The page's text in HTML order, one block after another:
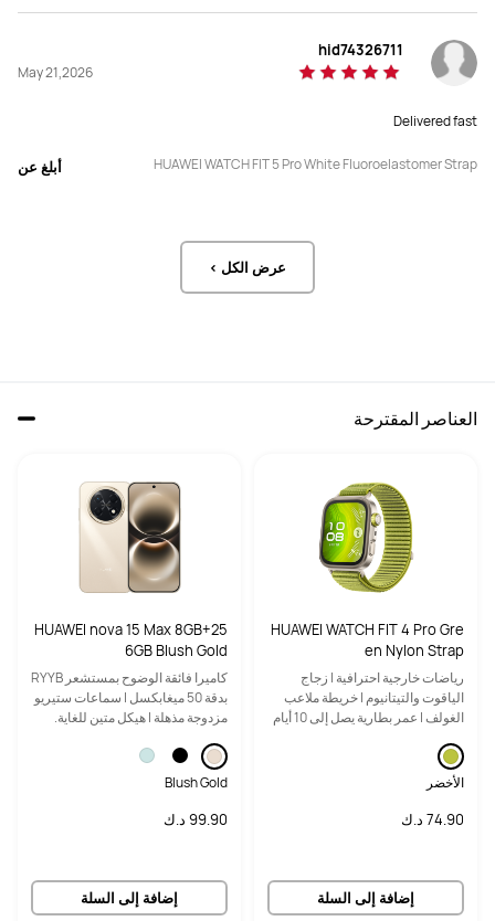
hid74326711
May 21,2026
Delivered fast
HUAWEI WATCH FIT 5 Pro White Fluoroelastomer Strap أبلغ عن
عرض الكل >
العناصر المقترحة
HUAWEI WATCH FIT 4 Pro Gre
en Nylon Strap
رياضات خارجية احترافية | زجاج
الياقوت والتيتانيوم | خريطة ملاعب
الغولف | عمر بطارية يصل إلى 10 أيام
الأخضر
74.90 د.ك
إضافة إلى السلة
HUAWEI nova 15 Max 8GB+25
6GB Blush Gold
‏كاميرا فائقة الوضوح بمستشعر RYYB
بدقة 50 ميغابكسل | ‏سماعات ستيريو
مزدوجة مذهلة | ‏هيكل متين للغاية.
Blush Gold
99.90 د.ك
إضافة إلى السلة